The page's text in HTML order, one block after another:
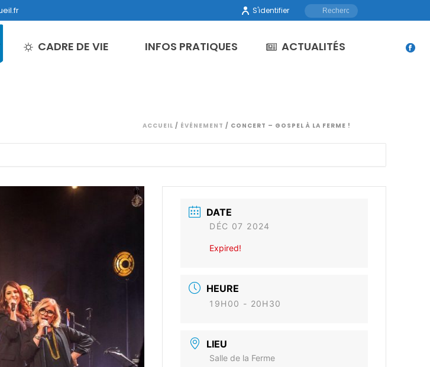
S'identifier
CADRE DE VIE INFOS PRATIQUES ACTUALITÉS
ACCUEIL / ÉVÉNEMENT / CONCERT – GOSPEL À LA FERME !
DATE
DÉC 07 2024
Expired!
HEURE
19H00 - 20H30
LIEU
Salle de la Ferme